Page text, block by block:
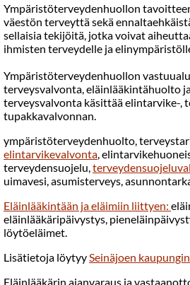
Ympäristöterveydenhuollon
väestön terveyttä sekä
sellaisia tekijöitä, jotka voivat
ihmisten terveydelle ja
Ympäristöterveydenhuollon
terveysvalvonta, eläinlääkintähuolto
terveysvalvonta käsittää elintarvike-,
tupakkavalvonnan.
ympäristöterveydenhuolto,
elintarvikevalvonta ,
terveydensuojelu,
uimavesi, asumisterveys,
Eläinlääkintään ja eläimiin liittyen:
eläinlääkäripäivystys,
löytöeläimet.
Lisätietoja löytyy Seinäjoen
Eläinlääkärin ajanvaraus ja